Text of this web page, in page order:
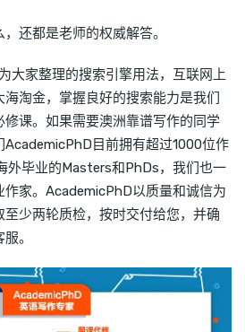
还都是老师的权威解答。
大家整理的搜索引擎用法，互联网上
淘金，掌握良好的搜索能力是我们
课。如果需要澳洲靠谱写作的同学
AcademicPhD目前拥有超过1000位作
外毕业的Masters和PhDs，我们也一
作家。AcademicPhD以质量和诚信为
少两轮质检，按时交付给您，并确
。